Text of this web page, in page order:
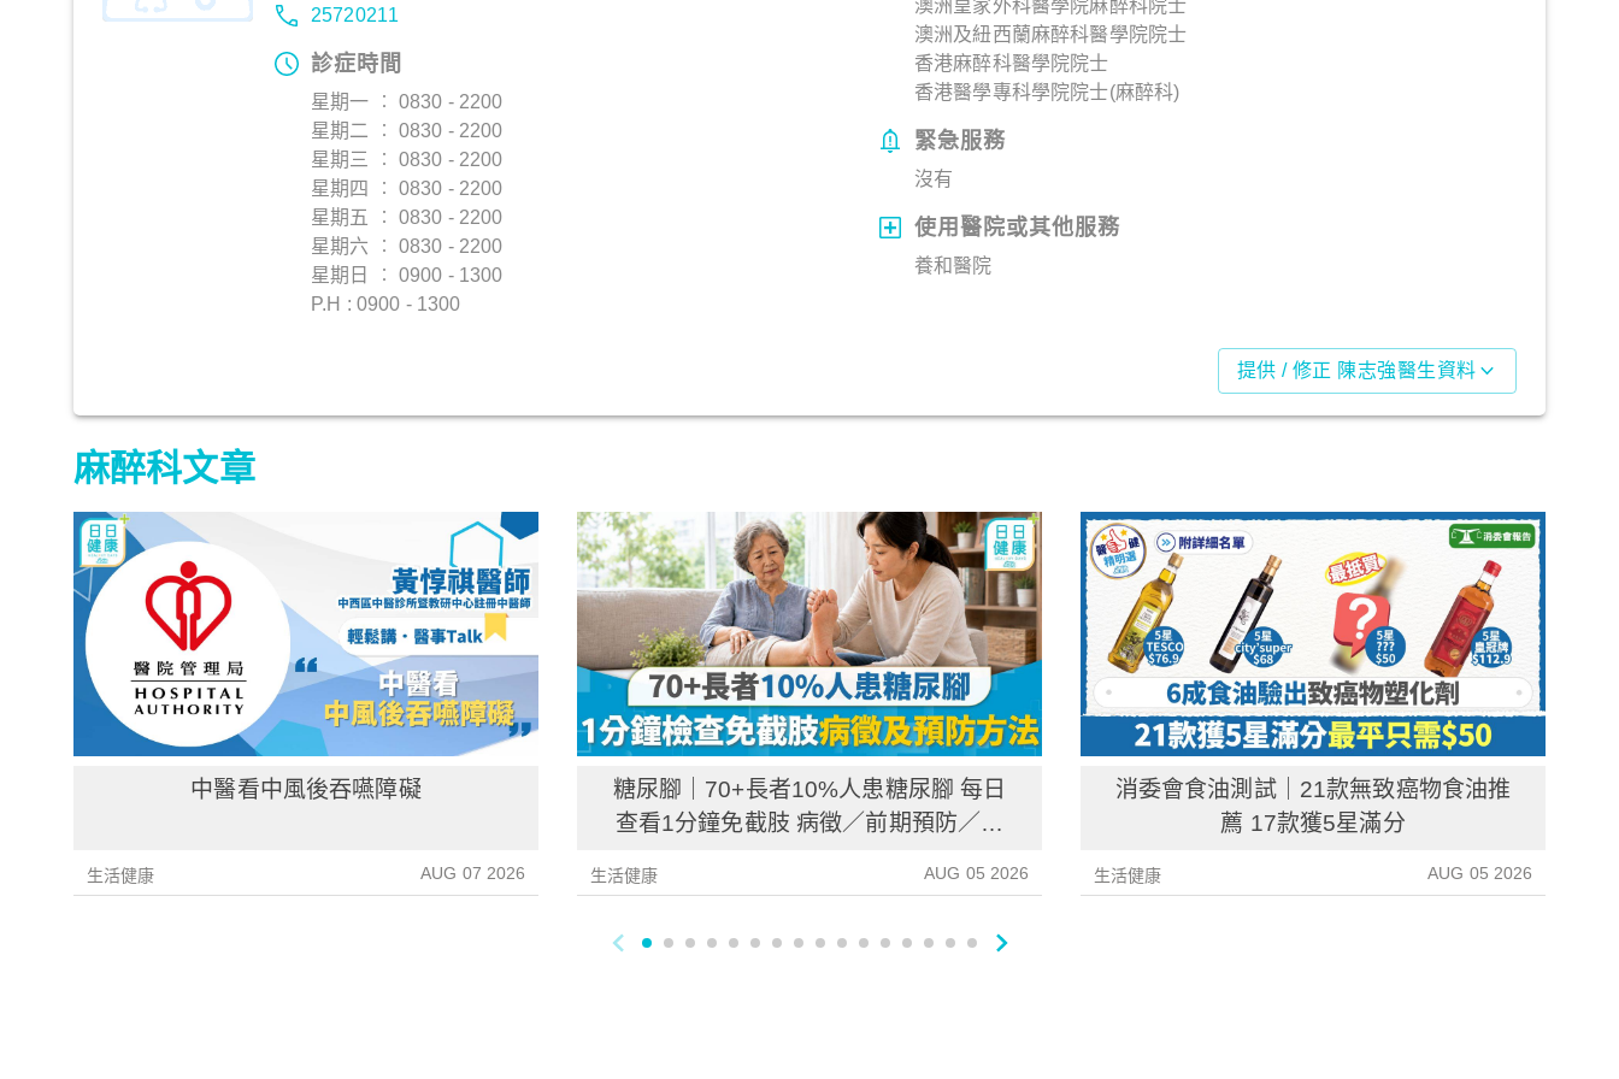
25720211
診症時間
星期一 ︰ 0830 - 2200
星期二 ︰ 0830 - 2200
星期三 ︰ 0830 - 2200
星期四 ︰ 0830 - 2200
星期五 ︰ 0830 - 2200
星期六 ︰ 0830 - 2200
星期日 ︰ 0900 - 1300
P.H : 0900 - 1300
澳洲皇家外科醫學院麻醉科院士
澳洲及紐西蘭麻醉科醫學院院士
香港麻醉科醫學院院士
香港醫學專科學院院士(麻醉科)
緊急服務
沒有
使用醫院或其他服務
養和醫院
提供 / 修正 陳志強醫生資料
麻醉科文章
中醫看中風後吞嚥障礙
生活健康 AUG 07 2026
糖尿腳｜70+長者10%人患糖尿腳 每日
查看1分鐘免截肢 病徵／前期預防／病
生活健康 AUG 05 2026
消委會食油測試｜21款無致癌物食油推
薦 17款獲5星滿分
生活健康 AUG 05 2026